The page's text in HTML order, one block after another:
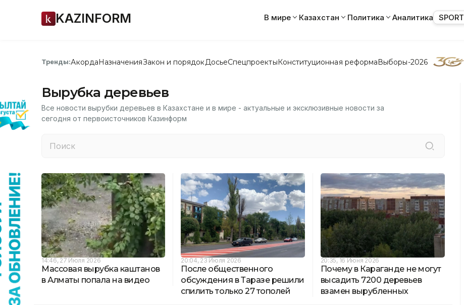
KAZINFORM В мире Казахстан Политика Аналитика SPORT
Тренды:АкордаНазначенияЗакон и порядок ДосьеСпецпроектыКонституционная реформаВыборы-2026
Вырубка деревьев
Все новости вырубки деревьев в Казахстане и в мире - актуальные и эксклюзивные новости за
сегодня от первоисточников Казинформ
14:46, 27 Июля 2026
Массовая вырубка каштанов
в Алматы попала на видео
20:04, 23 Июля 2026
После общественного
обсуждения в Таразе решили
спилить только 27 тополей
20:35, 16 Июня 2026
Почему в Караганде не могут
высадить 7200 деревьев
взамен вырубленных